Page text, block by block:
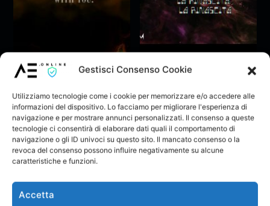
Gestisci Consenso Cookie
Utilizziamo tecnologie come i cookie per memorizzare e/o accedere alle
informazioni del dispositivo. Lo facciamo per migliorare l'esperienza di
navigazione e per mostrare annunci personalizzati. Il consenso a queste
tecnologie ci consentirà di elaborare dati quali il comportamento di
navigazione o gli ID univoci su questo sito. Il mancato consenso o la
revoca del consenso possono influire negativamente su alcune
caratteristiche e funzioni.
Accetta
Flavio Calaon – The
lyric Video)
GisoM – La rinascita
Commenta
Devi essere loggato per pubblicare un